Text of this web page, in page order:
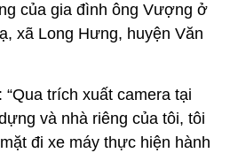
của gia đình ông Vượng ở
xã Long Hưng, huyện Văn
trích xuất camera tại
và nhà riêng của tôi, tôi
đi xe máy thực hiện hành